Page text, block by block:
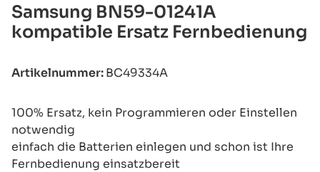
Samsung BN59-01241A
kompatible Ersatz Fernbedienung
Artikelnummer:BC49334A
100% Ersatz, kein Programmieren oder Einstellen
notwendig
einfach die Batterien einlegen und schon ist Ihre
Fernbedienung einsatzbereit